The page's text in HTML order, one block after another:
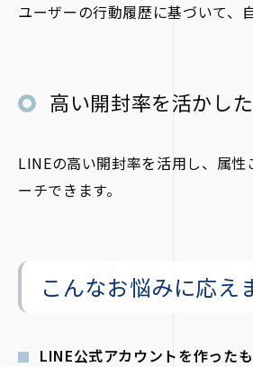
ユーザーの行動履歴に基づいて、
高い開封率を活かし
LINEの高い開封率を活用し、属
ーチできます。
こんなお悩みに応え
LINE公式アカウントを作った